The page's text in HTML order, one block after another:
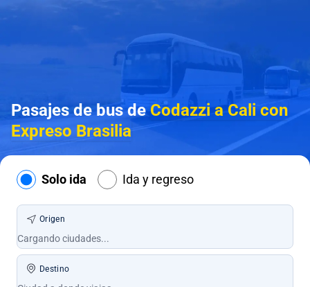
Pasajes de bus deCodazzi a Cali con
Expreso Brasilia
Solo ida Ida y regreso
Origen
Destino